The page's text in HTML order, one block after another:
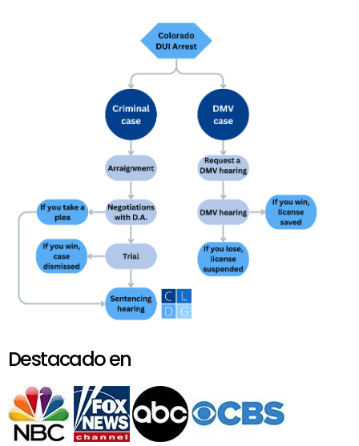
Destacado en